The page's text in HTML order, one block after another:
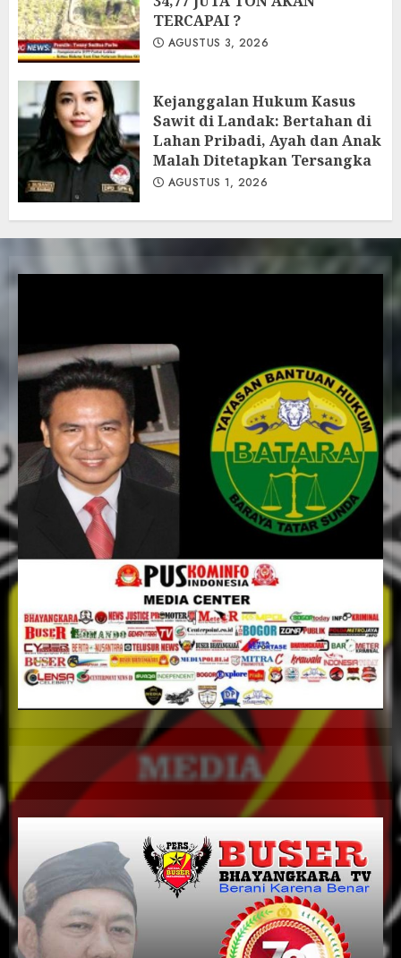
TERCAPAI ?
AGUSTUS 3, 2026
Kejanggalan Hukum Kasus
Sawit di Landak: Bertahan di
Lahan Pribadi, Ayah dan Anak
Malah Ditetapkan Tersangka
AGUSTUS 1, 2026